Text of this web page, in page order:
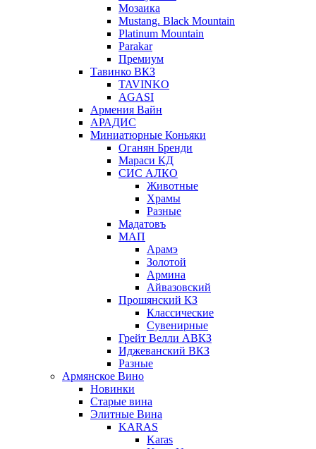
Мозаика
Mustang. Black Mountain
Platinum Mountain
Parakar
Премиум
Тавинко ВКЗ
TAVINKO
AGASI
Армения Вайн
АРАДИС
Миниатюрные Коньяки
Оганян Бренди
Мараси КД
СИС АЛКО
Животные
Храмы
Разные
Мадатовъ
МАП
Арамэ
Золотой
Армина
Айвазовский
Прошянский КЗ
Классические
Сувенирные
Грейт Велли АВКЗ
Иджеванский ВКЗ
Разные
Армянское Вино
Новинки
Старые вина
Элитные Вина
KARAS
Karas